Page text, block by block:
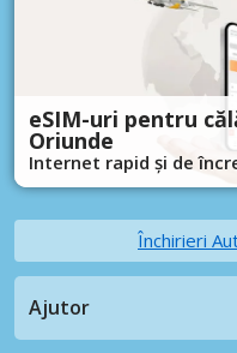
eSIM-uri pentru
Oriunde
Internet rapid și de
Închirieri
Ajutor